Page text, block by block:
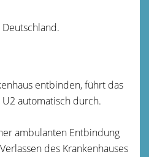
entbinden, führt das
automatisch durch.
ambulanten Entbindung
des Krankenhauses